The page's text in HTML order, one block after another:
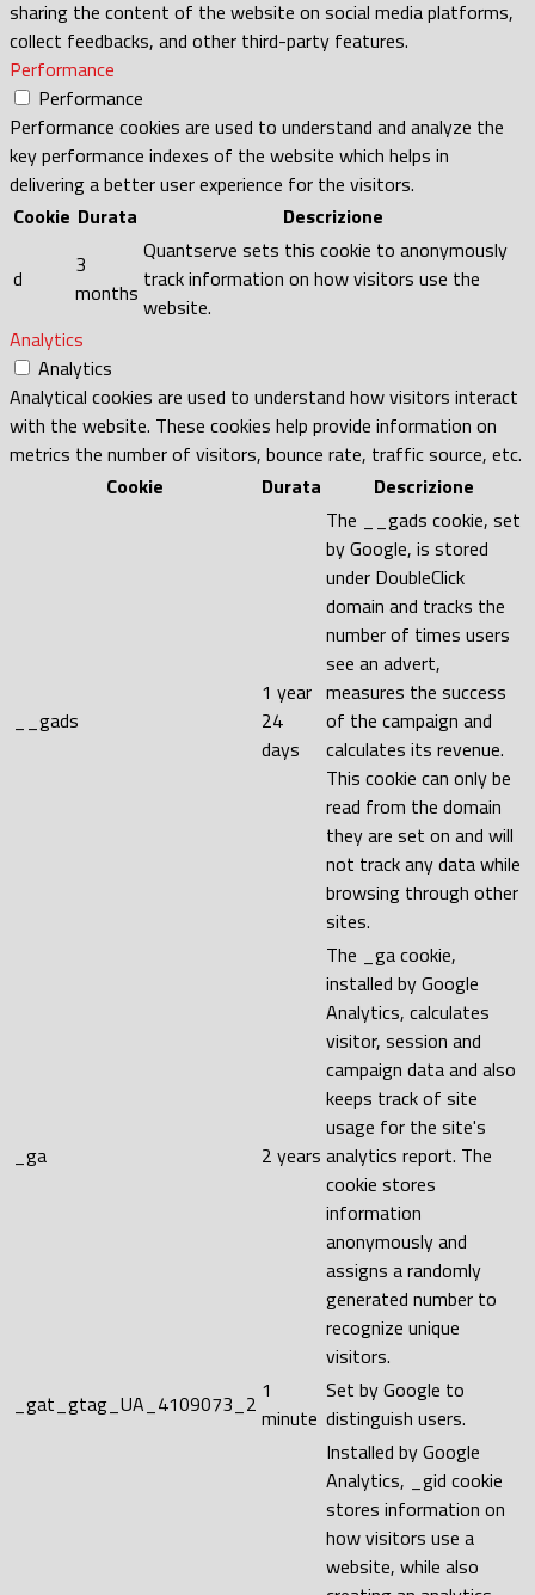
sharing the content of the website on social media platforms,
collect feedbacks, and other third-party features.
Performance
Performance
Performance cookies are used to understand and analyze the
key performance indexes of the website which helps in
delivering a better user experience for the visitors.
Cookie Durata Descrizione
d
3
months
Quantserve sets this cookie to anonymously
track information on how visitors use the
website.
Analytics
Analytics
Analytical cookies are used to understand how visitors interact
with the website. These cookies help provide information on
metrics the number of visitors, bounce rate, traffic source, etc.
Cookie
Durata Descrizione
__gads
1 year
24
days
The __gads cookie, set
by Google, is stored
under DoubleClick
domain and tracks the
number of times users
see an advert,
measures the success
of the campaign and
calculates its revenue.
This cookie can only be
read from the domain
they are set on and will
not track any data while
browsing through other
sites.
_ga 2 years
The _ga cookie,
installed by Google
Analytics, calculates
visitor, session and
campaign data and also
keeps track of site
usage for the site's
analytics report. The
cookie stores
information
anonymously and
assigns a randomly
generated number to
recognize unique
visitors.
_gat_gtag_UA_4109073_2 1
minute
Set by Google to
distinguish users.
Installed by Google
Analytics, _gid cookie
stores information on
how visitors use a
website, while also